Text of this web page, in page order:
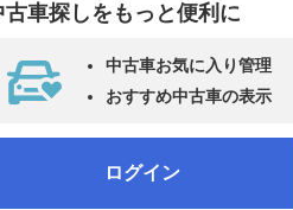
古車探しをもっと便利に
中古車お気に入り管理
おすすめ中古車の表示
ログイン